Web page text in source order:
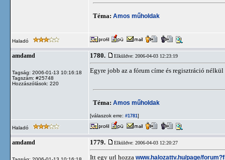
Téma: Amos műholdak
Haladó
amdamd
Tagság: 2006-01-13 10:16:18
Tagszám: #25748
Hozzászólások: 220
1780. Elküldve: 2006-04-03 12:23:19
Egyre jobb az a fórum címe és regisztráció
Téma: Amos műholdak
[válaszok erre: #1781]
Haladó
amdamd 1779. Elküldve: 2006-04-03 12:20:27
Itt egy url hozza www.halozattv.hu/page/